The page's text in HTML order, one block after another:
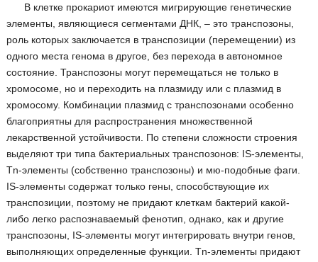
В клетке прокариот имеются мигрирующие генетические
элементы, являющиеся сегментами ДНК, – это транспозоны,
роль которых заключается в транспозиции (перемещении) из
одного места генома в другое, без перехода в автономное
состояние. Транспозоны могут перемещаться не только в
хромосоме, но и переходить на плазмиду или с плазмид в
хромосому. Комбинации плазмид с транспозонами особенно
благоприятны для распространения множественной
лекарственной устойчивости. По степени сложности строения
выделяют три типа бактериальных транспозонов: IS-элементы,
Tn-элементы (собственно транспозоны) и мю-подобные фаги.
IS-элементы содержат только гены, способствующие их
транспозиции, поэтому не придают клеткам бактерий какой-
либо легко распознаваемый фенотип, однако, как и другие
транспозоны, IS-элементы могут интегрировать внутри генов,
выполняющих определенные функции. Tn-элементы придают